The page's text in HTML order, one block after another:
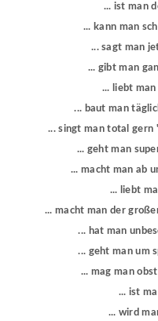
... ist man
... kann man
... sagt man
... gibt man
... liebt
... baut man
... singt man total gern
... geht man
... macht man ab
... liebt
... macht man der
... hat man
... geht man um
... mag man
... ist
... wird